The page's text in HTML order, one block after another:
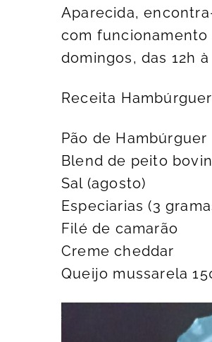
Aparecida,
com funcionamento
domingos, das 12h à
Receita
Pão de Hambúrguer
Blend de peito
Sal (agosto)
Especiarias (3
Filé de camarão
Creme cheddar
Queijo mussarela